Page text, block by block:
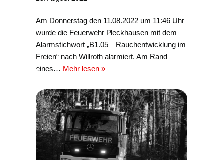
Am Donnerstag den 11.08.2022 um 11:46 Uhr
wurde die Feuerwehr Pleckhausen mit dem
Alarmstichwort „B1.05 – Rauchentwicklung im
Freien“ nach Willroth alarmiert. Am Rand
eines… Mehr lesen »